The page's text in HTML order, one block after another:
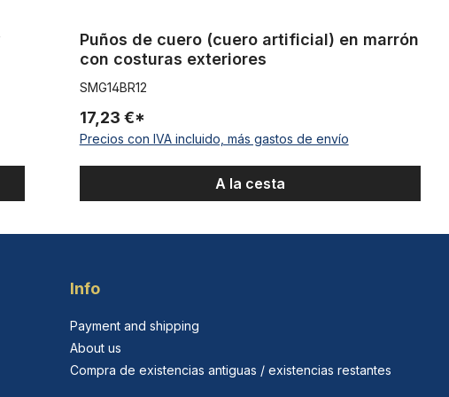
Puños de cuero (cuero artificial) en marrón
con costuras exteriores
SMG14BR12
17,23 €*
Precios con IVA incluido, más gastos de envío
A la cesta
Info
Payment and shipping
About us
Compra de existencias antiguas / existencias restantes